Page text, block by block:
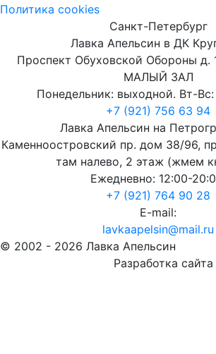
Политика cookies
Санкт-Петербург
Лавка Апельсин в ДК
Проспект Обуховской Обороны д.
МАЛЫЙ ЗАЛ
Понедельник: выходной. Вт-Вс:
+7 (921) 756 63 94
Лавка Апельсин на
Каменноостровский пр. дом 38/96,
там налево, 2 этаж (жмем
Ежедневно: 12:00-
+7 (921) 764 90 28
E-mail:
lavkaapelsin@mail.ru
© 2002 - 2026 Лавка Апельсин
Разработка